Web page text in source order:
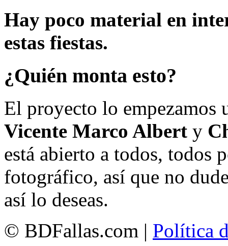
Hay poco material en
estas fiestas.
¿Quién monta esto?
El proyecto lo empezamos
Vicente Marco Albert y
está abierto a todos, todos
fotográfico, así que no
así lo deseas.
© BDFallas.com | Política